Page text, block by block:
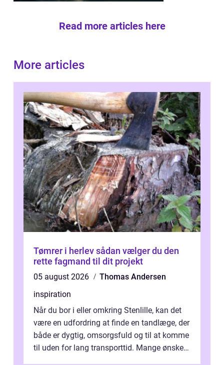
Read more articles here
More articles
Tømrer i herlev sådan vælger du den
rette fagmand til dit projekt
05 august 2026
Thomas Andersen
inspiration
Når du bor i eller omkring Stenlille, kan det
være en udfordring at finde en tandlæge, der
både er dygtig, omsorgsfuld og til at komme
til uden for lang transporttid. Mange ønsker